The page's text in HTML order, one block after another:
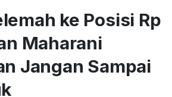
ke Posisi Rp
Maharani
Jangan Sampai